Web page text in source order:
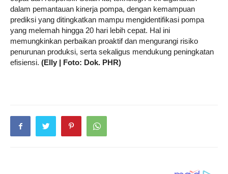
dalam pemantauan kinerja pompa, dengan kemampuan
prediksi yang ditingkatkan mampu mengidentifikasi pompa
yang melemah hingga 20 hari lebih cepat. Hal ini
memungkinkan perbaikan proaktif dan mengurangi risiko
penurunan produksi, serta sekaligus mendukung peningkatan
efisiensi. (Elly | Foto: Dok. PHR)